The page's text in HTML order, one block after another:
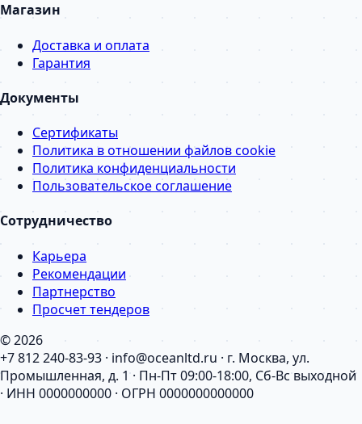
Магазин
Доставка и оплата
Гарантия
Документы
Сертификаты
Политика в отношении файлов cookie
Политика конфиденциальности
Пользовательское соглашение
Сотрудничество
Карьера
Рекомендации
Партнерство
Просчет тендеров
© 2026
+7 812 240-83-93 · info@oceanltd.ru · г. Москва, ул.
Промышленная, д. 1 · Пн-Пт 09:00-18:00, Сб-Вс выходной
· ИНН 0000000000 · ОГРН 0000000000000